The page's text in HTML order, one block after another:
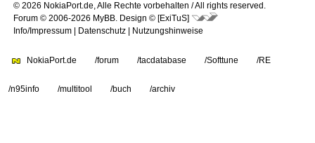
© 2026 NokiaPort.de, Alle Rechte vorbehalten /All rights reserved.
Forum © 2006-2026 MyBB
Design © [ExiTuS]
Info/Impressum
Datenschutz Nutzungshinweise
NokiaPort.de /forum /tacdatabase /Softtune /RE
/n95info /multitool /buch /archiv